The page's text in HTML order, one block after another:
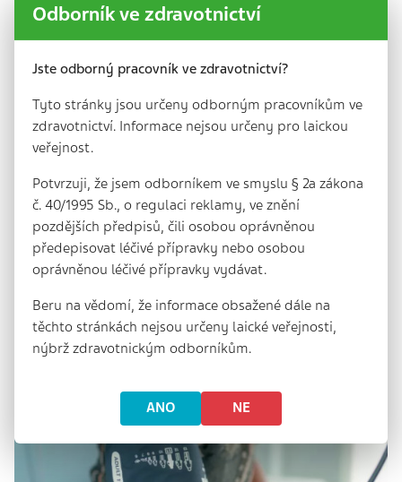
Hesla k e-mailu, jména kolegů a datum
narozenin partnera si…
3 min. | 2. 7. 2025
Zapomínání jmen, hesel nebo důležitých dat nemusí
být jen projevem běžné únavy. Může jít o první
signál, že bychom měli…
Odborník ve zdravotnictví
Jste odborný pracovník ve zdravotnictví?
Tyto stránky jsou určeny odborným pracovníkům ve
zdravotnictví. Informace nejsou určeny pro laickou
veřejnost.
Potvrzuji, že jsem odborníkem ve smyslu § 2a zákona
č. 40/1995 Sb., o regulaci reklamy, ve znění
pozdějších předpisů, čili osobou oprávněnou
předepisovat léčivé přípravky nebo osobou
oprávněnou léčivé přípravky vydávat.
Beru na vědomí, že informace obsažené dále na
těchto stránkách nejsou určeny laické veřejnosti,
nýbrž zdravotnickým odborníkům.
ANO NE